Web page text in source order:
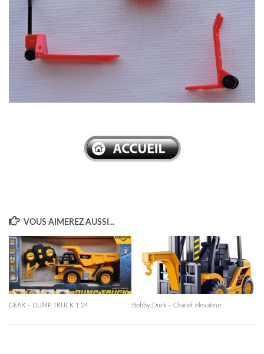
VOUS AIMEREZ AUSSI...
GEAR – DUMP TRUCK 1:24 Bobby.Duck – Chariot élévateur